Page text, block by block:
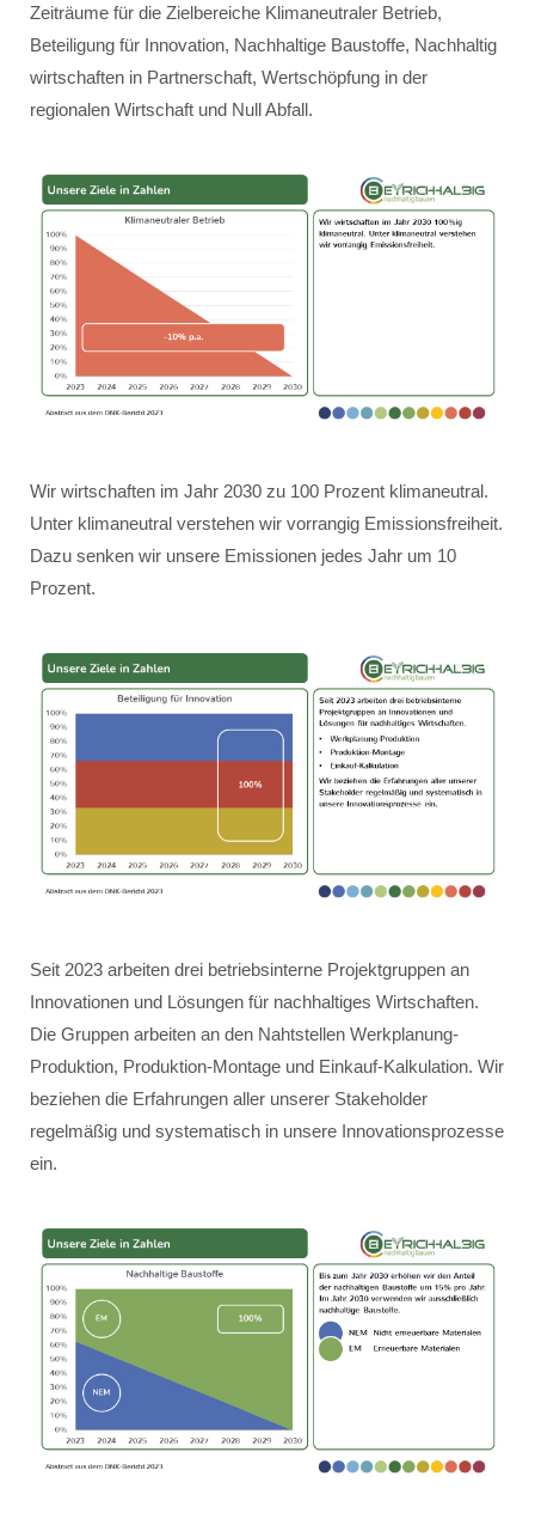
Zeiträume für die Zielbereiche Klimaneutraler Betrieb,
Beteiligung für Innovation, Nachhaltige Baustoffe, Nachhaltig
wirtschaften in Partnerschaft, Wertschöpfung in der
regionalen Wirtschaft und Null Abfall.
Wir wirtschaften im Jahr 2030 zu 100 Prozent klimaneutral.
Unter klimaneutral verstehen wir vorrangig Emissionsfreiheit.
Dazu senken wir unsere Emissionen jedes Jahr um 10
Prozent.
Seit 2023 arbeiten drei betriebsinterne Projektgruppen an
Innovationen und Lösungen für nachhaltiges Wirtschaften.
Die Gruppen arbeiten an den Nahtstellen Werkplanung-
Produktion, Produktion-Montage und Einkauf-Kalkulation. Wir
beziehen die Erfahrungen aller unserer Stakeholder
regelmäßig und systematisch in unsere Innovationsprozesse
ein.